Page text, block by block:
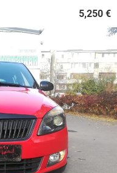
5,250 €